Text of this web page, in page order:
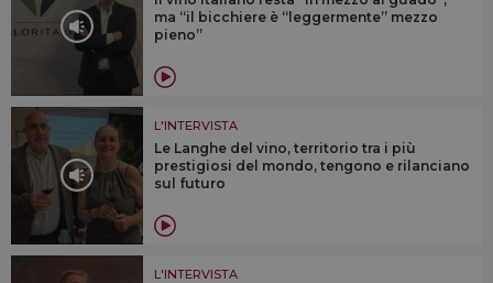
ma “il bicchiere è “leggermente” mezzo
pieno”
L'INTERVISTA
Le Langhe del vino, territorio tra i più
prestigiosi del mondo, tengono e rilanciano
sul futuro
L'INTERVISTA